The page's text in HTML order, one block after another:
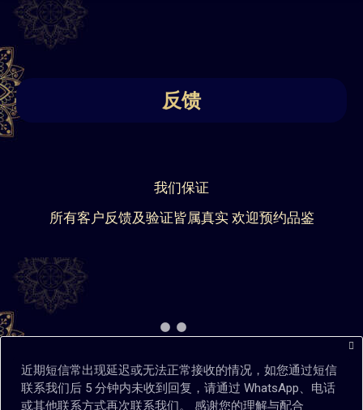
反馈
我们保证
所有客户反馈及验证皆属真实 欢迎预约品鉴
近期短信常出现延迟或无法正常接收的情况，如您通过短信
联系我们后 5 分钟内未收到回复，请通过 WhatsApp、电话
或其他联系方式再次联系我们。 感谢您的理解与配合